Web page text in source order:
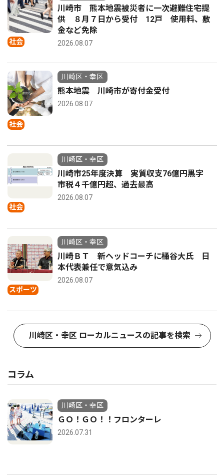
社会
川崎市 熊本地震被災者に一次避難住宅提
供 ８月７日から受付 12戸 使用料、敷
金など免除
2026.08.07
社会
川崎区・幸区
熊本地震 川崎市が寄付金受付
2026.08.07
社会
川崎区・幸区
川崎市25年度決算 実質収支76億円黒字
市税４千億円超、過去最高
2026.08.07
スポーツ
川崎区・幸区
川崎ＢＴ 新ヘッドコーチに桶谷大氏 日
本代表兼任で意気込み
2026.08.07
川崎区・幸区 ローカルニュースの記事を検索
コラム
川崎区・幸区
ＧＯ！ＧＯ！！フロンターレ
2026.07.31